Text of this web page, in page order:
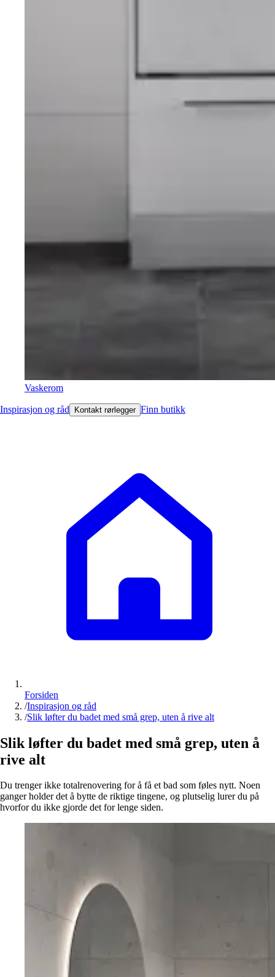
Vaskerom
Inspirasjon og råd Kontakt rørlegger Finn butikk
Forsiden
/Inspirasjon og råd
/Slik løfter du badet med små grep, uten å rive alt
Slik løfter du badet med små grep, uten å
rive alt
Du trenger ikke totalrenovering for å få et bad som føles nytt. Noen
ganger holder det å bytte de riktige tingene, og plutselig lurer du på
hvorfor du ikke gjorde det for lenge siden.